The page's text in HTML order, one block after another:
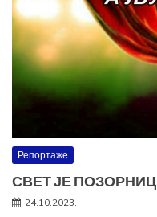
Репортаже
СВЕТ ЈЕ
24.10.2023.